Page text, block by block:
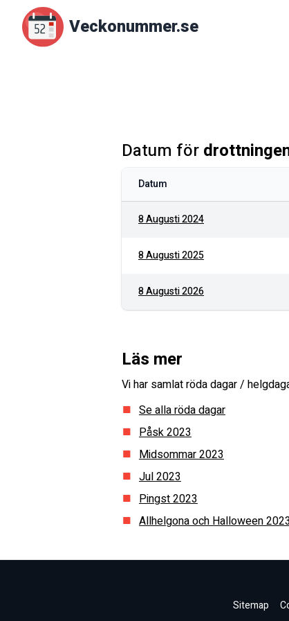
Veckonummer.se
Datum för
Datum
8 Augusti 2024
8 Augusti 2025
8 Augusti 2026
Läs mer
Vi har samlat röda dagar /
Se alla röda dagar
Påsk2023
Midsommar2023
Jul2023
Pingst2023
Allhelgona och Halloween
Sitemap